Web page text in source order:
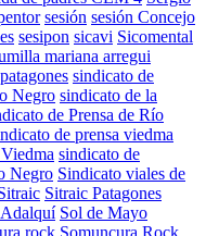
sesión sesión Concejo
sesipon sicavi Sicomental
mariana arregui
sindicato de
Negro sindicato de la
de Prensa de Río
de prensa viedma
sindicato de
Negro Sindicato viales de
Sitraic Patagones
Sol de Mayo
rock Somuncura Rock